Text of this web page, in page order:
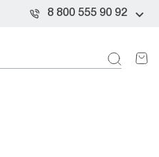
8 800 555 90 92